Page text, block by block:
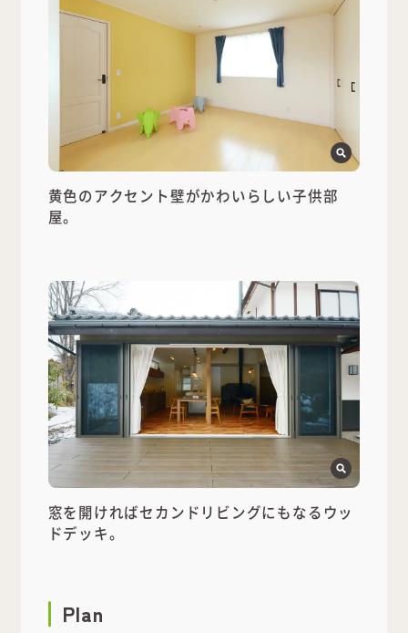
黄色のアクセント壁がかわいらしい子供部
屋。
窓を開ければセカンドリビングにもなるウッ
ドデッキ。
Plan